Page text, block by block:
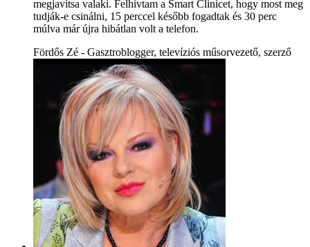
megjavítsa valaki. Felhívtam a Smart Clinicet, hogy most meg
tudják-e csinálni, 15 perccel később fogadtak és 30 perc
múlva már újra hibátlan volt a telefon.
Fördős Zé - Gasztroblogger, televíziós műsorvezető, szerző